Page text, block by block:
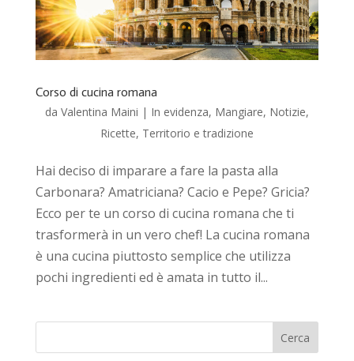
Corso di cucina romana
da Valentina Maini | In evidenza, Mangiare, Notizie,
Ricette, Territorio e tradizione
Hai deciso di imparare a fare la pasta alla
Carbonara? Amatriciana? Cacio e Pepe? Gricia?
Ecco per te un corso di cucina romana che ti
trasformerà in un vero chef! La cucina romana
è una cucina piuttosto semplice che utilizza
pochi ingredienti ed è amata in tutto il...